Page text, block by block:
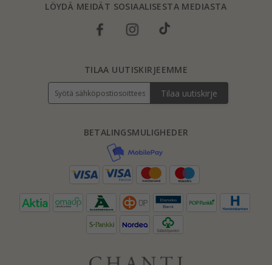
LÖYDÄ MEIDÄT SOSIAALISESTA MEDIASTA
BETALINGSMULIGHEDER
TILAA UUTISKIRJEEMME
Tilaa uutiskirje